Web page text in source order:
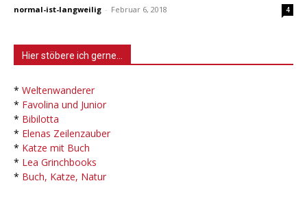
normal-ist-langweilig - Februar 6, 2018 4
Hier stöbere ich gerne…
* Weltenwanderer
* Favolina und Junior
* Bibilotta
* Elenas Zeilenzauber
* Katze mit Buch
* Lea Grinchbooks
* Buch, Katze, Natur